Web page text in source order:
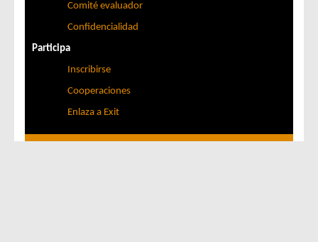
Comité evaluador
Confidencialidad
Participa
Inscribirse
Cooperaciones
Enlaza a Exit